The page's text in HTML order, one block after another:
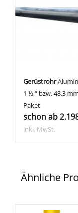
Gerüstrohr
1 ½ “ bzw. 48,3
Paket
schon ab
inkl. MwSt.
Ähnliche